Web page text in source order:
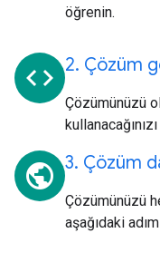
öğrenin.
code 2. Çözüm
Çözümünüzü
public 3. Çözüm
Çözümünüzü
aşağıdaki